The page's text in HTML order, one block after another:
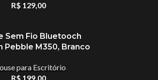
R$ 129,00
Sem Fio Bluetooch
Pebble M350, Branco
para Escritório
R$ 199,00